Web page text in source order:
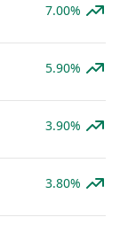
7.00%
5.90%
3.90%
3.80%